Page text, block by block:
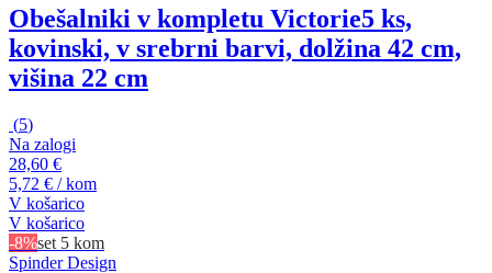
Obešalniki v kompletu Victorie5 ks,
kovinski, v srebrni barvi, dolžina 42 cm,
višina 22 cm
(5)
Na zalogi
28,60 €
5,72 € / kom
V košarico
V košarico
-8%set 5 kom
Spinder Design